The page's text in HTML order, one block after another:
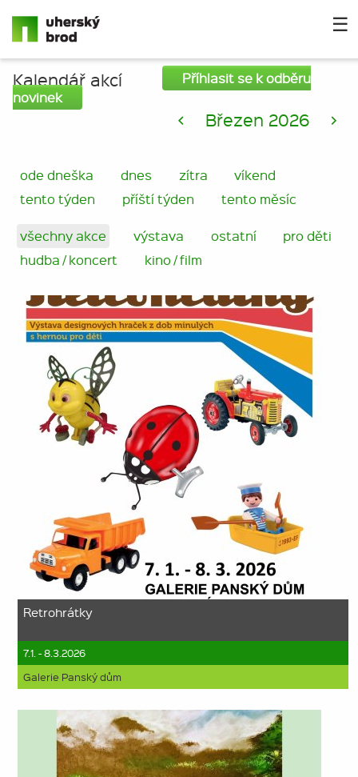
☰
Kalendář akcí
Příhlasit se k odběru
novinek
< Březen 2026 >
ode dneška dnes zítra
víkend
tento týden
příští týden tento měsíc
všechny akce výstava ostatní
pro děti
hudba / koncert
kino / film
Retrohrátky
7.1. - 8.3.2026
Galerie Panský dům